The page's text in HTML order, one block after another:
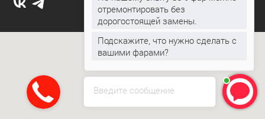
Введите сообщение
отремонтировать без
дорогостоящей замены.
Подскажите, что нужно сделать с
вашими фарами?